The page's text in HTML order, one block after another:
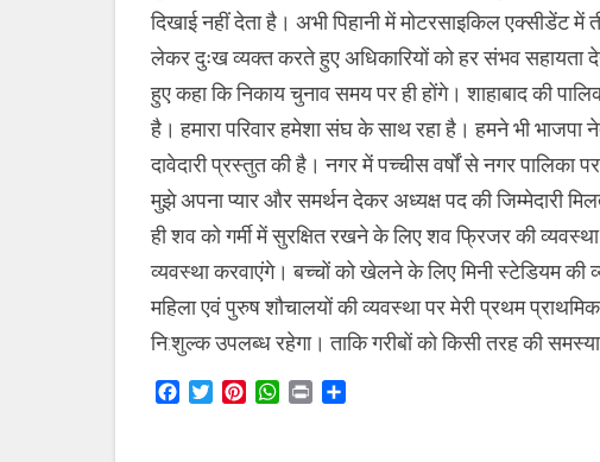
दिखाई नहीं देता है। अभी पिहानी में मोटरसाइकिल एक्सीडेंट
लेकर दुःख व्यक्त करते हुए अधिकारियों को हर संभव सहायता
हुए कहा कि निकाय चुनाव समय पर ही होंगे। शाहाबाद की
है। हमारा परिवार हमेशा संघ के साथ रहा है। हमने भी
दावेदारी प्रस्तुत की है। नगर में पच्चीस वर्षों से नगर पालिका
मुझे अपना प्यार और समर्थन देकर अध्यक्ष पद की जिम्मेदारी
ही शव को गर्मी में सुरक्षित रखने के लिए शव फ्रिजर की
व्यवस्था करवाएंगे। बच्चों को खेलने के लिए मिनी स्टेडियम
महिला एवं पुरुष शौचालयों की व्यवस्था पर मेरी प्रथम
नि:शुल्क उपलब्ध रहेगा। ताकि गरीबों को किसी तरह की
Facebook
TwitterPinterestWhatsApp
Print